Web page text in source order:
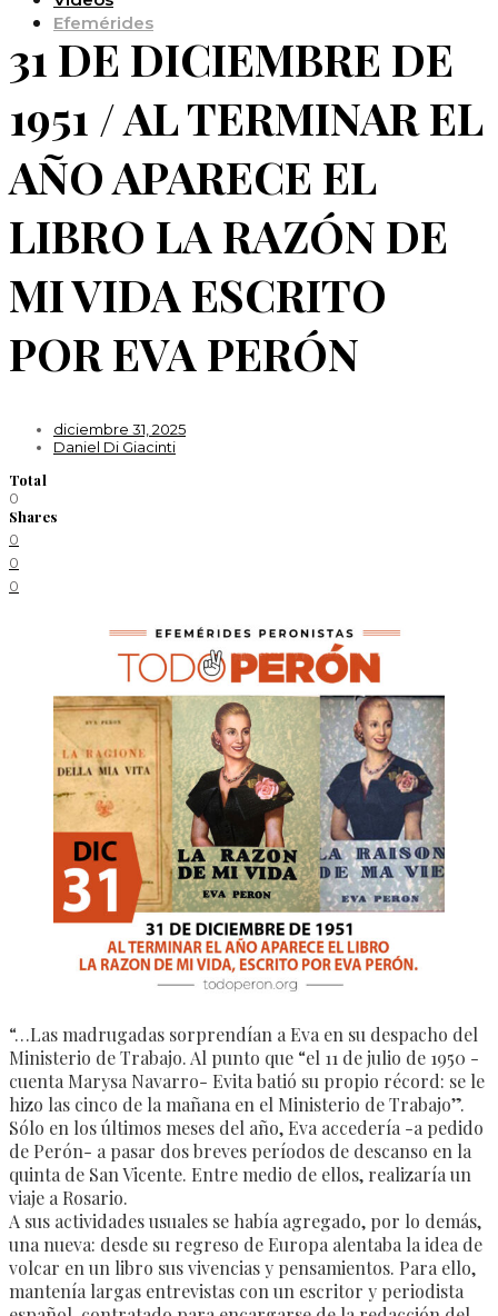
Efemérides
31 DE DICIEMBRE DE
1951 / AL TERMINAR EL
AÑO APARECE EL
LIBRO LA RAZÓN DE
MI VIDA ESCRITO
POR EVA PERÓN
diciembre 31, 2025
Daniel Di Giacinti
Total
0
Shares
0
0
0
“…Las madrugadas sorprendían a Eva en su despacho del
Ministerio de Trabajo. Al punto que “el 11 de julio de 1950 -
cuenta Marysa Navarro- Evita batió su propio récord: se le
hizo las cinco de la mañana en el Ministerio de Trabajo”.
Sólo en los últimos meses del año, Eva accedería -a pedido
de Perón- a pasar dos breves períodos de descanso en la
quinta de San Vicente. Entre medio de ellos, realizaría un
viaje a Rosario.
A sus actividades usuales se había agregado, por lo demás,
una nueva: desde su regreso de Europa alentaba la idea de
volcar en un libro sus vivencias y pensamientos. Para ello,
mantenía largas entrevistas con un escritor y periodista